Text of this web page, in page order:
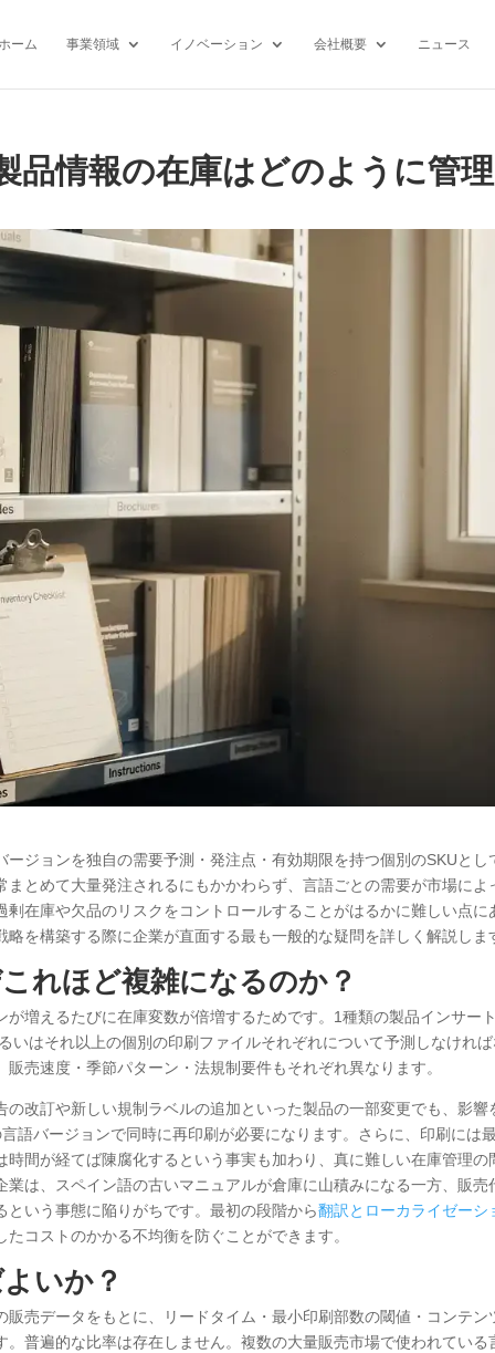
ーム 事業領域 イノベーション 会社概要 ニュース
品情報の在庫はどのように管理
ジョンを独自の需要予測・発注点・有効期限を持つ個別のSKUとし
とめて大量発注されるにもかかわらず、言語ごとの需要が市場によ
在庫や欠品のリスクをコントロールすることがはるかに難しい点に
を構築する際に企業が直面する最も一般的な疑問を詳しく解説しま
れほど複雑になるのか？
増えるたびに在庫変数が倍増するためです。1種類の製品インサー
いはそれ以上の個別の印刷ファイルそれぞれについて予測しなけれ
売速度・季節パターン・法規制要件もそれぞれ異なります。
改訂や新しい規制ラベルの追加といった製品の一部変更でも、影響
語バージョンで同時に再印刷が必要になります。さらに、印刷には
間が経てば陳腐化するという事実も加わり、真に難しい在庫管理の
は、スペイン語の古いマニュアルが倉庫に山積みになる一方、販売
いう事態に陥りがちです。最初の段階から翻訳とローカライゼーシ
コストのかかる不均衡を防ぐことができます。
いか？
売データをもとに、リードタイム・最小印刷部数の閾値・コンテン
普遍的な比率は存在しません。複数の大量販売市場で使われている